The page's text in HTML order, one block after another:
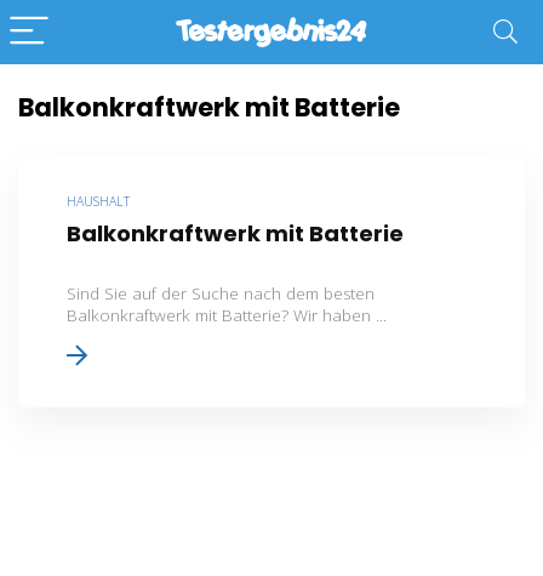
Balkonkraftwerk mit Batterie
HAUSHALT
Balkonkraftwerk mit Batterie
Sind Sie auf der Suche nach dem besten
Balkonkraftwerk mit Batterie? Wir haben ...